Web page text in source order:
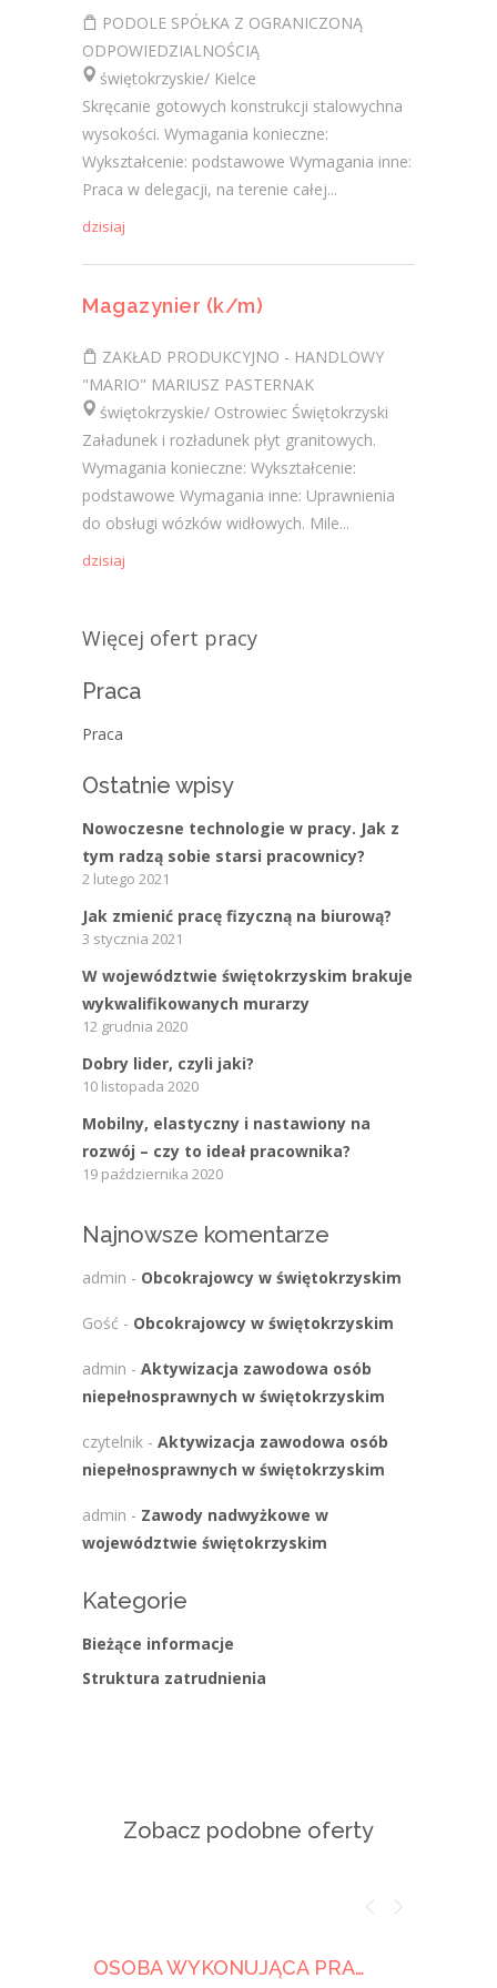
PODOLE SPÓŁKA Z OGRANICZONĄ
ODPOWIEDZIALNOŚCIĄ
świętokrzyskie/ Kielce
Skręcanie gotowych konstrukcji stalowychna
wysokości. Wymagania konieczne:
Wykształcenie: podstawowe Wymagania inne:
Praca w delegacji, na terenie całej...
dzisiaj
Magazynier (k/m)
ZAKŁAD PRODUKCYJNO - HANDLOWY
"MARIO" MARIUSZ PASTERNAK
świętokrzyskie/ Ostrowiec Świętokrzyski
Załadunek i rozładunek płyt granitowych.
Wymagania konieczne: Wykształcenie:
podstawowe Wymagania inne: Uprawnienia
do obsługi wózków widłowych. Mile...
dzisiaj
Więcej ofert pracy
Praca
Praca
Ostatnie wpisy
Nowoczesne technologie w pracy. Jak z
tym radzą sobie starsi pracownicy?
2 lutego 2021
Jak zmienić pracę fizyczną na biurową?
3 stycznia 2021
W województwie świętokrzyskim brakuje
wykwalifikowanych murarzy
12 grudnia 2020
Dobry lider, czyli jaki?
10 listopada 2020
Mobilny, elastyczny i nastawiony na
rozwój – czy to ideał pracownika?
19 października 2020
Najnowsze komentarze
admin - Obcokrajowcy w świętokrzyskim
Gość - Obcokrajowcy w świętokrzyskim
admin - Aktywizacja zawodowa osób
niepełnosprawnych w świętokrzyskim
czytelnik - Aktywizacja zawodowa osób
niepełnosprawnych w świętokrzyskim
admin - Zawody nadwyżkowe w
województwie świętokrzyskim
Kategorie
Bieżące informacje
Struktura zatrudnienia
Zobacz podobne oferty
OSOBA WYKONUJĄCA PRACE MURARSKIE